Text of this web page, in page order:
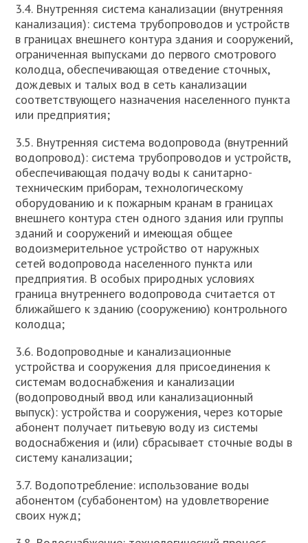
3.4. Внутренняя система канализации (внутренняя
канализация): система трубопроводов и устройств
в границах внешнего контура здания и сооружений,
ограниченная выпусками до первого смотрового
колодца, обеспечивающая отведение сточных,
дождевых и талых вод в сеть канализации
соответствующего назначения населенного пункта
или предприятия;
3.5. Внутренняя система водопровода (внутренний
водопровод): система трубопроводов и устройств,
обеспечивающая подачу воды к санитарно-
техническим приборам, технологическому
оборудованию и к пожарным кранам в границах
внешнего контура стен одного здания или группы
зданий и сооружений и имеющая общее
водоизмерительное устройство от наружных
сетей водопровода населенного пункта или
предприятия. В особых природных условиях
граница внутреннего водопровода считается от
ближайшего к зданию (сооружению) контрольного
колодца;
3.6. Водопроводные и канализационные
устройства и сооружения для присоединения к
системам водоснабжения и канализации
(водопроводный ввод или канализационный
выпуск): устройства и сооружения, через которые
абонент получает питьевую воду из системы
водоснабжения и (или) сбрасывает сточные воды в
систему канализации;
3.7. Водопотребление: использование воды
абонентом (субабонентом) на удовлетворение
своих нужд;